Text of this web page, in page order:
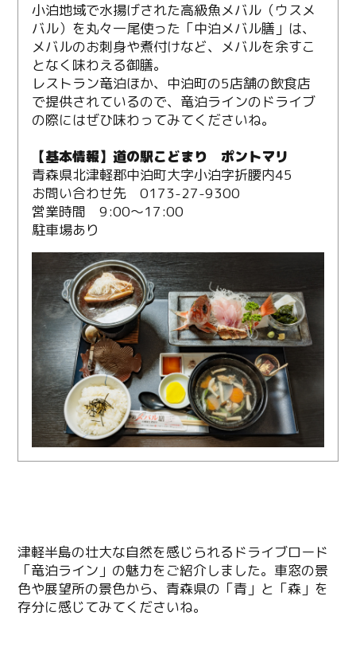
小泊地域で水揚げされた高級魚メバル（ウスメ
バル）を丸々一尾使った「中泊メバル膳」は、
メバルのお刺身や煮付けなど、メバルを余すこ
となく味わえる御膳。
レストラン竜泊ほか、中泊町の5店舗の飲食店
で提供されているので、竜泊ラインのドライブ
の際にはぜひ味わってみてくださいね。
【基本情報】道の駅こどまり ポントマリ
青森県北津軽郡中泊町大字小泊字折腰内45
お問い合わせ先 0173-27-9300
営業時間 9:00～17:00
駐車場あり
津軽半島の壮大な自然を感じられるドライブロード
「竜泊ライン」の魅力をご紹介しました。車窓の景
色や展望所の景色から、青森県の「青」と「森」を
存分に感じてみてくださいね。